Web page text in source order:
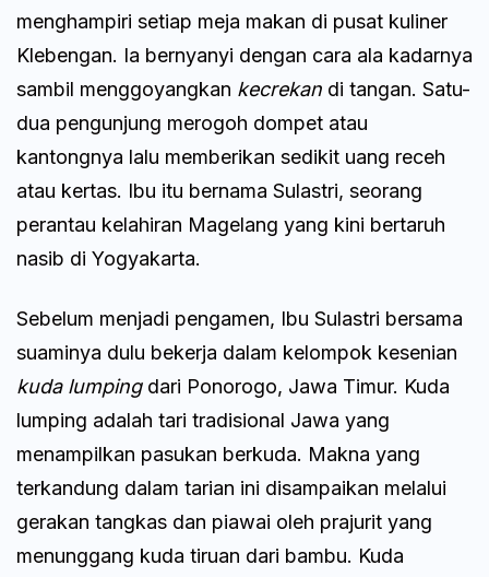
menghampiri setiap meja makan di pusat kuliner
Klebengan. Ia bernyanyi dengan cara ala kadarnya
sambil menggoyangkan kecrekan di tangan. Satu-
dua pengunjung merogoh dompet atau
kantongnya lalu memberikan sedikit uang receh
atau kertas. Ibu itu bernama Sulastri, seorang
perantau kelahiran Magelang yang kini bertaruh
nasib di Yogyakarta.
Sebelum menjadi pengamen, Ibu Sulastri bersama
suaminya dulu bekerja dalam kelompok kesenian
kuda lumpingdari Ponorogo, Jawa Timur. Kuda
lumping adalah tari tradisional Jawa yang
menampilkan pasukan berkuda. Makna yang
terkandung dalam tarian ini disampaikan melalui
gerakan tangkas dan piawai oleh prajurit yang
menunggang kuda tiruan dari bambu. Kuda